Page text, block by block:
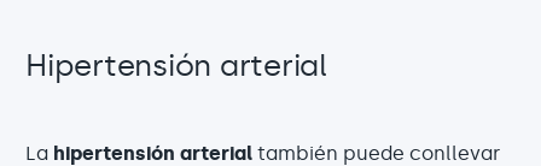
Hipertensión arterial
La hipertensión arterial también puede conllevar